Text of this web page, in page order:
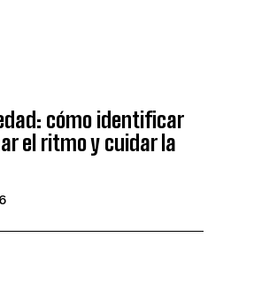
cómo identificar
el ritmo y cuidar la